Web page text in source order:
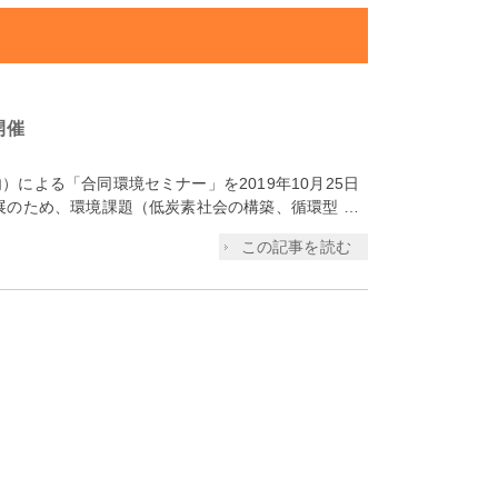
催
による「合同環境セミナー」を2019年10月25日
ため、環境課題（低炭素社会の構築、循環型 …
この記事を読む